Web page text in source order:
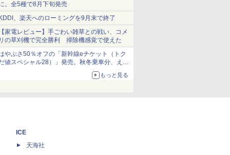
。全5種で8月下旬発売
、楽天へのローミングを9月末で終了
家電レビュー】手ごわい雑草との戦い、コメ
の草刈機で完全勝利 掃除機感覚で使えた
やぶさ50％オフの「新幹線eチケット（トク
値スペシャル28）」発売。秋冬乗車分、えき
もっと見る
ICE
天海社